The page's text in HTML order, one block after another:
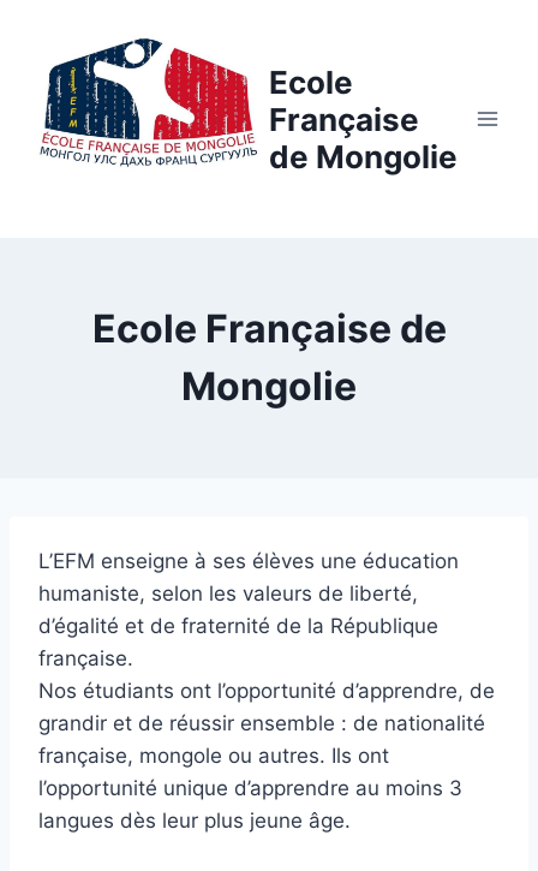
contenu
Ecole
Française
de Mongolie
Ecole Française de
Mongolie
L’EFM enseigne à ses élèves une éducation
humaniste, selon les valeurs de liberté,
d’égalité et de fraternité de la République
française.
Nos étudiants ont l’opportunité d’apprendre, de
grandir et de réussir ensemble : de nationalité
française, mongole ou autres. Ils ont
l’opportunité unique d’apprendre au moins 3
langues dès leur plus jeune âge.